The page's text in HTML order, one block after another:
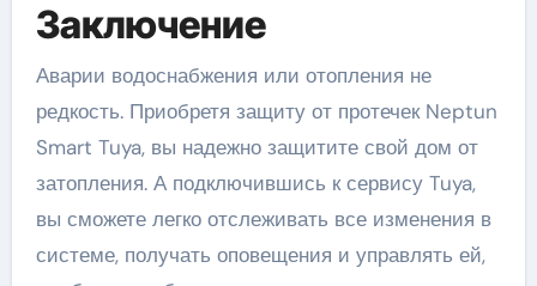
Заключение
Аварии водоснабжения или отопления не
редкость. Приобретя защиту от протечек Neptun
Smart Tuya, вы надежно защитите свой дом от
затопления. А подключившись к сервису Tuya,
вы сможете легко отслеживать все изменения в
системе, получать оповещения и управлять ей,